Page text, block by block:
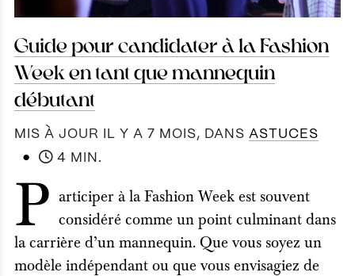
Guide pour candidater à la Fashion
Week en tant que mannequin
débutant
MIS À JOUR IL Y A 7 MOIS, DANS ASTUCES
●
4 MIN.
P articiper à la Fashion Week est souvent
considéré comme un point culminant dans
la carrière d’un mannequin. Que vous soyez un
modèle indépendant ou que vous envisagiez de